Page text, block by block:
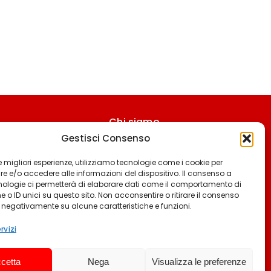
Gestisci Consenso
migliori esperienze, utilizziamo tecnologie come i cookie per
e/o accedere alle informazioni del dispositivo. Il consenso a
ci permetterà di elaborare dati come il comportamento di
o ID unici su questo sito. Non acconsentire o ritirare il consenso
su alcune caratteristiche e funzioni.
Nega Visualizza le preferenze
Chi siamo
Contattaci
Termini & Condizioni
Cookie policy
Privacy policy